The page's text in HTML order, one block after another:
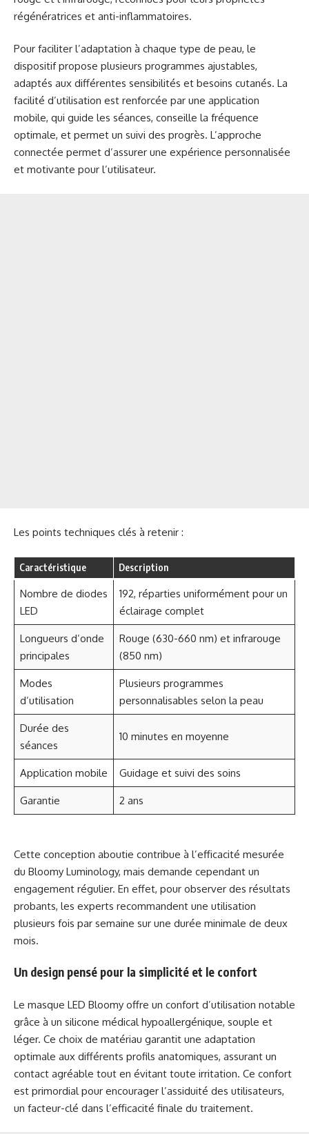
régénératrices et anti-inflammatoires.
Pour faciliter l’adaptation à chaque type de peau, le
dispositif propose plusieurs programmes ajustables,
adaptés aux différentes sensibilités et besoins cutanés. La
facilité d’utilisation est renforcée par une application
mobile, qui guide les séances, conseille la fréquence
optimale, et permet un suivi des progrès. L’approche
connectée permet d’assurer une expérience personnalisée
et motivante pour l’utilisateur.
Les points techniques clés à retenir :
Caractéristique Description
Nombre de diodes
LED
192, réparties uniformément pour un
éclairage complet
Longueurs d’onde
principales
Rouge (630-660 nm) et infrarouge
(850 nm)
Modes
d’utilisation
Plusieurs programmes
personnalisables selon la peau
Durée des
séances
10 minutes en moyenne
Application mobile Guidage et suivi des soins
Garantie 2 ans
Cette conception aboutie contribue à l’efficacité mesurée
du Bloomy Luminology, mais demande cependant un
engagement régulier. En effet, pour observer des résultats
probants, les experts recommandent une utilisation
plusieurs fois par semaine sur une durée minimale de deux
mois.
Un design pensé pour la simplicité et le confort
Le masque LED Bloomy offre un confort d’utilisation notable
grâce à un silicone médical hypoallergénique, souple et
léger. Ce choix de matériau garantit une adaptation
optimale aux différents profils anatomiques, assurant un
contact agréable tout en évitant toute irritation. Ce confort
est primordial pour encourager l’assiduité des utilisateurs,
un facteur-clé dans l’efficacité finale du traitement.